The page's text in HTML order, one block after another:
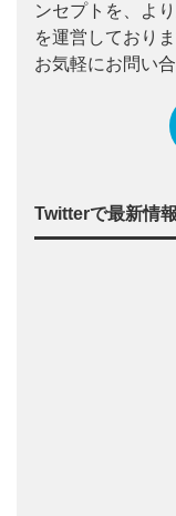
ンセプトを、よ
を運営しており
お気軽にお問い
Twitterで最新情